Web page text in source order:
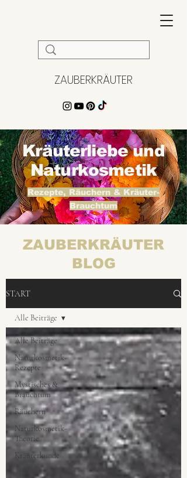
ZAUBERKRÄUTER
Kräuterliebe und
Naturkosmetik
Rezepte, Räuchern & Kräuter-
Brauchtum
ZAUBERKRÄUTER
BLOG
START
Alle Beiträge
Naturkosmetik-
Rezepte
Mystisches &
Brauchtum
Räuchern
Naturkosmetik-
Theorie
Kräuterkunde
Alle Beiträge